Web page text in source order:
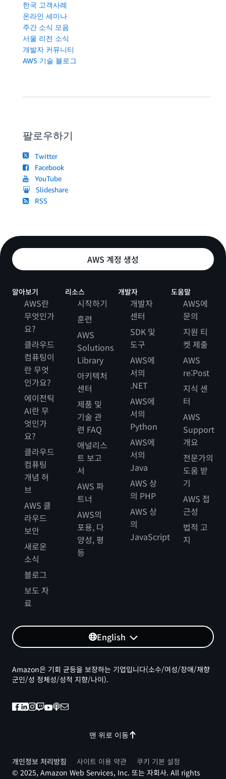
한국 고객사례
온라인 세미나
주간 소식 모음
서울 리전 소식
개발자 커뮤니티
AWS 기술 블로그
팔로우하기
Twitter
Facebook
YouTube
Slideshare
RSS
AWS 계정 생성
알아보기
AWS란
무엇인가
요?
클라우드
컴퓨팅이
란 무엇
인가요?
에이전틱
AI란 무
엇인가
요?
클라우드
컴퓨팅
개념 허
브
AWS 클
라우드
보안
새로운
소식
블로그
보도 자
료
리소스
시작하기
훈련
AWS
Solutions
Library
아키텍처
센터
제품 및
기술 관
련 FAQ
애널리스
트 보고
서
AWS 파
트너
AWS의
포용, 다
양성, 평
등
개발자
개발자
센터
SDK 및
도구
AWS에
서의
.NET
AWS에
서의
Python
AWS에
서의
Java
AWS 상
의 PHP
AWS 상
의
JavaScript
도움말
AWS에
문의
지원 티
켓 제출
AWS
re:Post
지식 센
터
AWS
Support
개요
전문가의
도움 받
기
AWS 접
근성
법적 고
지
English
맨 위로 이동
Amazon은 기회 균등을 보장하는 기업입니다(소수/여성/장애/재향
군인/성 정체성/성적 지향/나이).
개인정보 처리방침 사이트 이용 약관
쿠키 기본 설정
© 2025, Amazon Web Services, Inc. 또는 자회사. All rights